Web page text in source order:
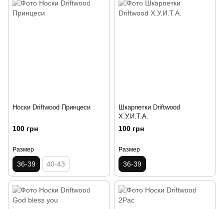
Носки Driftwood Принцеси
100 грн
Размер
36-39 40-43
Шкарпетки Driftwood
Х.У.И.Т.А.
100 грн
Размер
36-39